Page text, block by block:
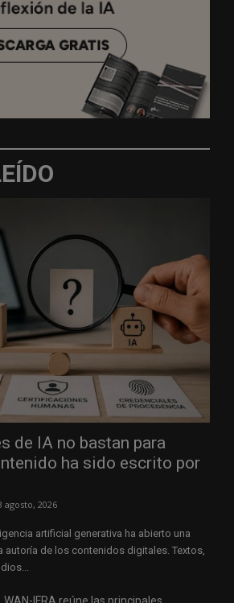
de IA no bastan para
ha sido escrito por
agosto, 2026
artificial generativa ha abierto una
autoría de los contenidos digitales. Textos,